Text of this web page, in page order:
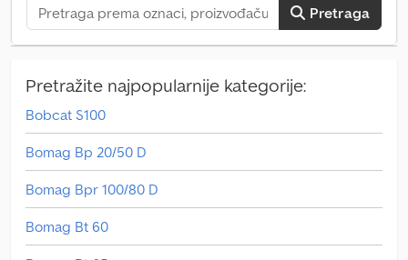
Pretraga
Pretražite najpopularnije kategorije:
Bobcat S100
Bomag Bp 20/50 D
Bomag Bpr 100/80 D
Bomag Bt 60